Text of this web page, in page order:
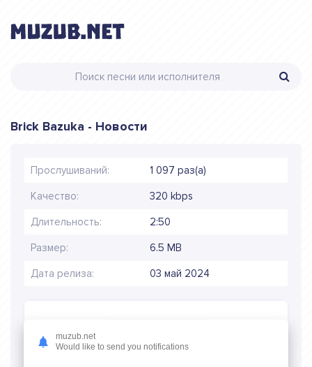
Brick Bazuka - Новости
Прослушиваний: 1 097 раз(а)
Качество: 320 kbps
Длительность: 2:50
Размер: 6.5 MB
Дата релиза: 03 май 2024
muzub.net
Would like to send you notifications